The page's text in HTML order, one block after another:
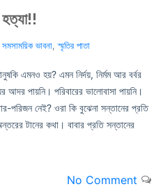
হত্যা!!
সমসাময়িক ভাবনা,স্মৃতির পাতা
এমনও হয়? এমন নির্দয়, নির্মম আর বর্বর
আদর পায়নি। পরিবারের ভালোবাসা পায়নি।
পরিজন নেই? ওরা কি বুঝেনা সন্তানের প্রতি
টানের কথা। বাবার প্রতি সন্তানের
No Comment